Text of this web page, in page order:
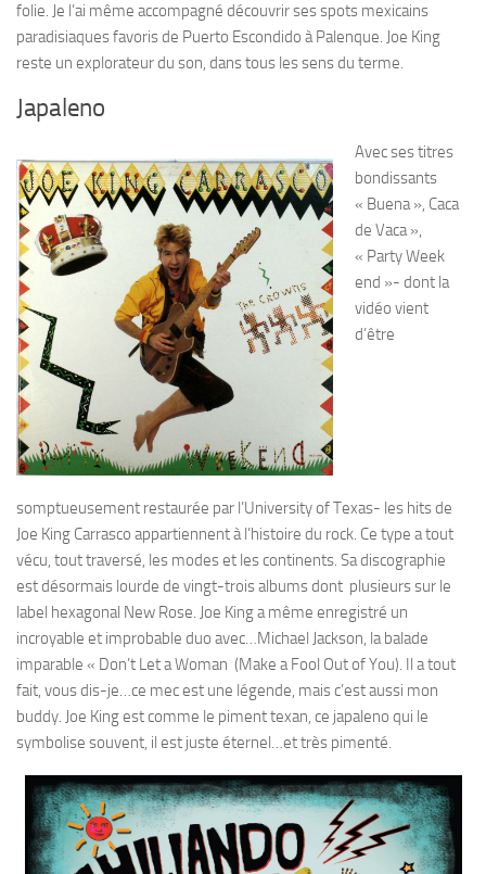
folie. Je l’ai même accompagné découvrir ses spots mexicains
paradisiaques favoris de Puerto Escondido à Palenque. Joe King
reste un explorateur du son, dans tous les sens du terme.
Japaleno
Avec ses titres
bondissants
« Buena », Caca
de Vaca »,
« Party Week
end »- dont la
vidéo vient
d’être
somptueusement restaurée par l’University of Texas- les hits de
Joe King Carrasco appartiennent à l’histoire du rock. Ce type a tout
vécu, tout traversé, les modes et les continents. Sa discographie
est désormais lourde de vingt-trois albums dont plusieurs sur le
label hexagonal New Rose. Joe King a même enregistré un
incroyable et improbable duo avec…Michael Jackson, la balade
imparable « Don’t Let a Woman (Make a Fool Out of You). Il a tout
fait, vous dis-je…ce mec est une légende, mais c’est aussi mon
buddy. Joe King est comme le piment texan, ce japaleno qui le
symbolise souvent, il est juste éternel…et très pimenté.